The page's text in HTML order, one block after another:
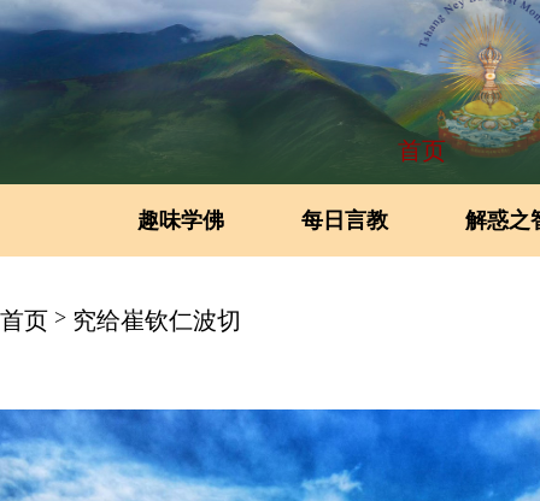
首页
趣味学佛 每日言教 解惑之
首页 > 究给崔钦仁波切